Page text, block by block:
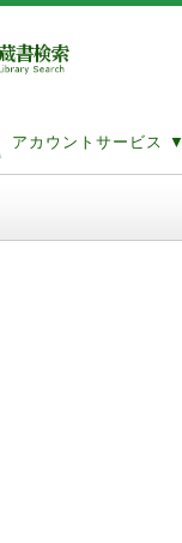
アカウントサービス ▼